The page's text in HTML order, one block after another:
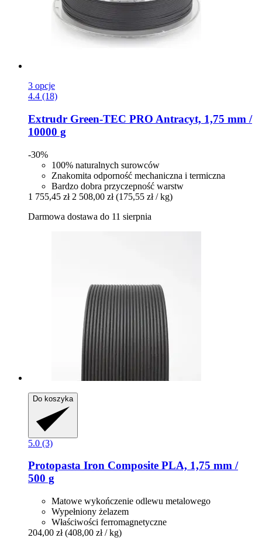
3 opcje
4.4 (18)
Extrudr Green-​TEC PRO Antracyt, 1,75 mm /
10000 g
-30%
100% naturalnych surowców
Znakomita odporność mechaniczna i termiczna
Bardzo dobra przyczepność warstw
1 755,45 zł 2 508,00 zł (175,55 zł / kg)
Darmowa dostawa do 11 sierpnia
Do koszyka
5.0 (3)
Protopasta Iron Composite PLA, 1,75 mm /
500 g
Matowe wykończenie odlewu metalowego
Wypełniony żelazem
Właściwości ferromagnetyczne
204,00 zł (408,00 zł / kg)